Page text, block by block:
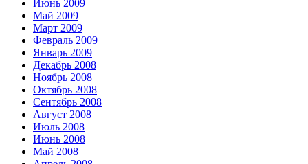
Июнь 2009
Май 2009
Март 2009
Февраль 2009
Январь 2009
Декабрь 2008
Ноябрь 2008
Октябрь 2008
Сентябрь 2008
Август 2008
Июль 2008
Июнь 2008
Май 2008